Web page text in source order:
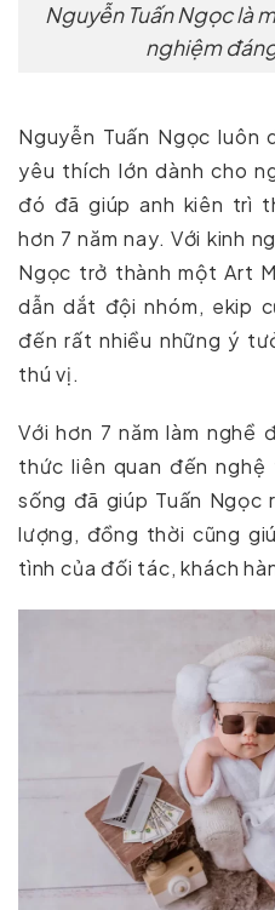
Nguyễn Tuấn Ngọc là
nghiệm
Nguyễn Tuấn Ngọc luôn
yêu thích lớn dành cho
đó đã giúp anh kiên trì
hơn 7 năm nay. Với kinh
Ngọc trở thành một Art
dẫn dắt đội nhóm, ekip
đến rất nhiều những ý
thú vị.
Với hơn 7 năm làm nghề
thức liên quan đến
sống đã giúp Tuấn Ngọc
lượng, đồng thời cũng
tình của đối tác, khách